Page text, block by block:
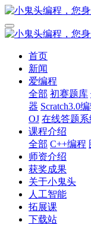
首页
新闻
爱编程
全部 初赛题库
器 Scratch3.0
OJ 在线答题系
课程介绍
全部 C++编程
师资介绍
获奖成果
关于小鬼头
人工智能
拓展课
下载站